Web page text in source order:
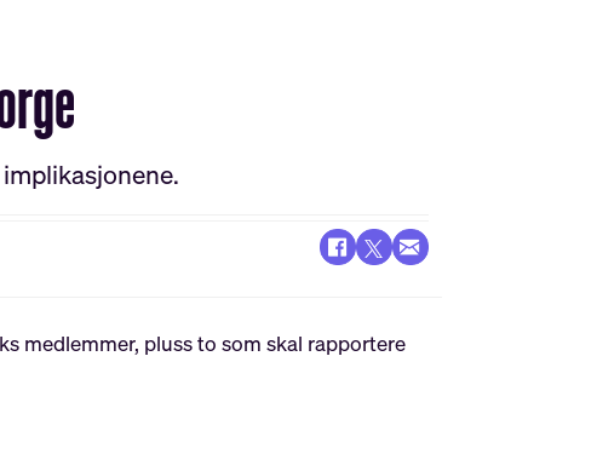
medlemmer, pluss to som skal rapportere